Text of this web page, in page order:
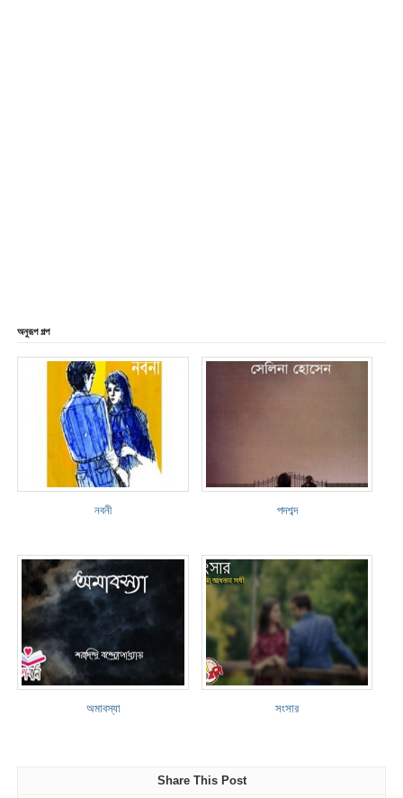
অনুরূপ গল্প
নবনী পদশব্দ
অমাবস্যা সংসার
Share This Post